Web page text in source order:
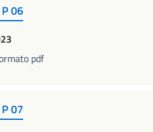
06
pdf
07